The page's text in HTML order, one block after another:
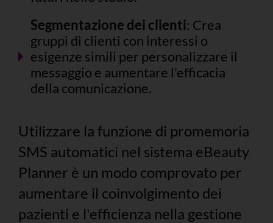
Segmentazione dei clienti: Crea
gruppi di clienti con interessi o
esigenze simili per personalizzare il
messaggio e aumentare l'efficacia
della comunicazione.
Utilizzare la funzione di promemoria
SMS automatici nel sistema eBeauty
Planner è un modo comprovato per
aumentare il coinvolgimento dei
pazienti e l'efficienza nella gestione